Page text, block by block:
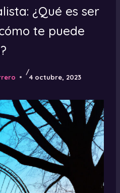
¿Qué es ser
te puede
/
4 octubre, 2023